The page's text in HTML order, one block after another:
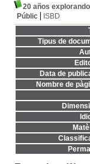
20 años
Públic
ISBD
Tipus de
Data de
Nombre de